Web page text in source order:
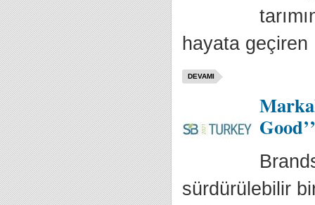
hayata
DEVAMI
sürdürülebilir